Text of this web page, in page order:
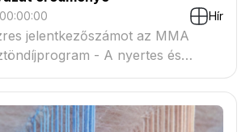
Hír
jelentkezőszámot az MMA
- A nyertes és
névsora megtekinthető a